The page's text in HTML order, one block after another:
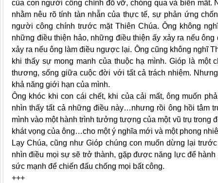
của con người công chính đổ vỡ, chóng qua và biến mất.
nhằm nêu rõ tính tàn nhẫn của thực tế, sự phản ứng
người công chính trước mặt Thiên Chúa. Ông không
những điều thiện hảo, những điều thiện ấy xảy ra nếu
xảy ra nếu ông làm điều ngược lại. Ông cũng không nghĩ
khi thấy sự mong manh của thuộc hạ mình. Gióp là
thương, sống giữa cuộc đời với tất cả trách nhiệm.
khả năng giới hạn của mình.
Ông khóc khi con cái chết, khi của cải mất, ông muốn
nhìn thấy tất cả những điều này…nhưng rồi ông hồi tâm
mình vào một hành trình tưởng tượng của một vũ trụ
khát vọng của ông…cho một ý nghĩa mới và một phong
Lạy Chúa, cũng như Gióp chúng con muốn dừng lại
nhìn điều mọi sự sẽ trở thành, gặp được năng lực để
sức mạnh để chiến đấu chống mọi bất công.
+++